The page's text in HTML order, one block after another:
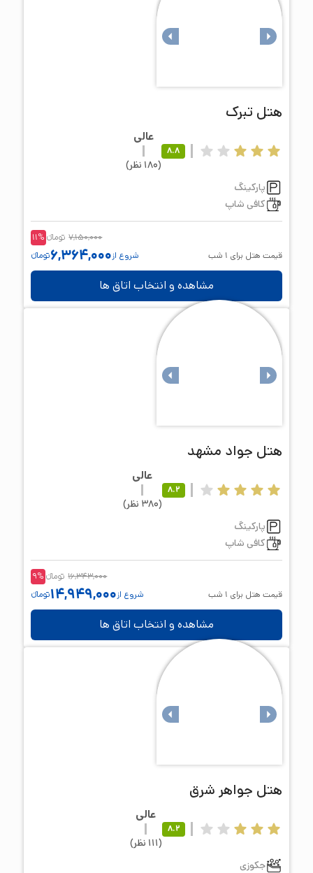
هتل تبرک
8.8
عالی
(
180 نظر)
پارکینگ
کافی شاپ
7,150,000 تومانء 11%
قیمت هتل برای 1 شب شروع از6,364,000تومانء
مشاهده و انتخاب اتاق ها
هتل جواد مشهد
8.2
عالی
(
380 نظر)
پارکینگ
کافی شاپ
16,343,000 تومانء 9%
قیمت هتل برای 1 شب شروع از14,949,000تومانء
مشاهده و انتخاب اتاق ها
هتل جواهر شرق
8.2
عالی
(
111 نظر)
جکوزی